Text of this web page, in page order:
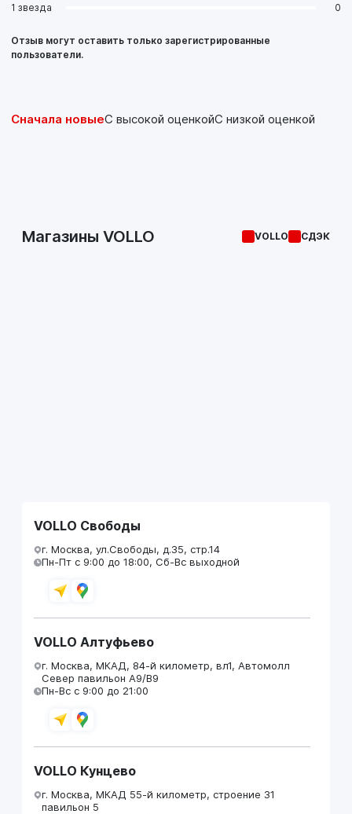
1 звезда
0
Отзыв могут оставить только зарегистрированные
пользователи.
Сначала новыеС высокой оценкойС низкой оценкой
Магазины VOLLO VOLLO СДЭК
VOLLO Свободы
г. Москва, ул.Свободы, д.35, стр.14
Пн-Пт с 9:00 до 18:00, Сб-Вс выходной
VOLLO Алтуфьево
г. Москва, МКАД, 84-й километр, вл1, Автомолл
Север павильон А9/В9
Пн-Вс с 9:00 до 21:00
VOLLO Кунцево
г. Москва, МКАД 55-й километр, строение 31
павильон 5